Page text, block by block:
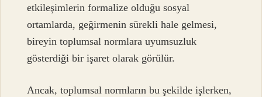
etkileşimlerin formalize olduğu sosyal
ortamlarda, geğirmenin sürekli hale gelmesi,
bireyin toplumsal normlara uyumsuzluk
gösterdiği bir işaret olarak görülür.
Ancak, toplumsal normların bu şekilde işlerken,